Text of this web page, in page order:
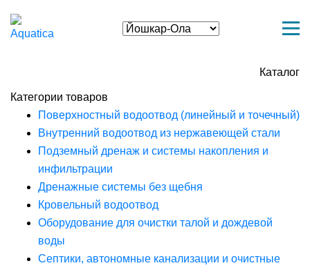
Каталог
Категории товаров
Поверхностный водоотвод (линейный и точечный)
Внутренний водоотвод из нержавеющей стали
Подземный дренаж и системы накопления и
инфильтрации
Дренажные системы без щебня
Кровельный водоотвод
Оборудование для очистки талой и дождевой
воды
Септики, автономные канализации и очистные